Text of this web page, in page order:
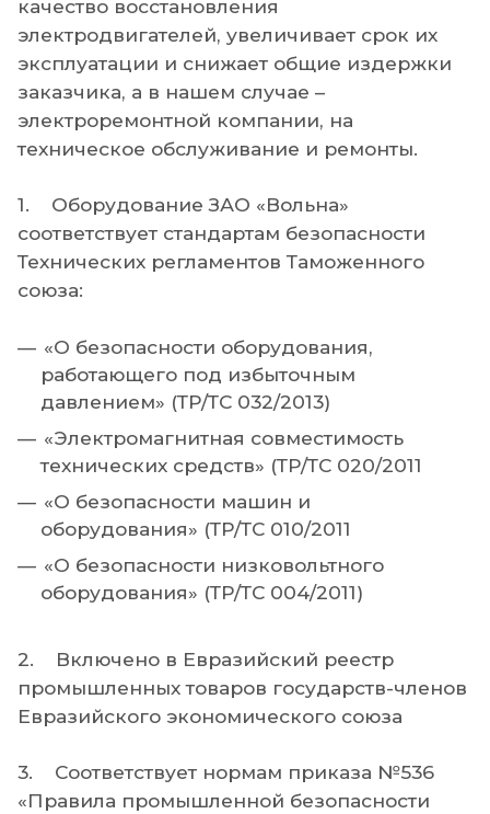
качество восстановления
электродвигателей, увеличивает срок их
эксплуатации и снижает общие издержки
заказчика, а в нашем случае –
электроремонтной компании, на
техническое обслуживание и ремонты.
1. Оборудование ЗАО «Вольна»
соответствует стандартам безопасности
Технических регламентов Таможенного
союза:
«О безопасности оборудования,
работающего под избыточным
давлением» (ТР/ТС 032/2013)
«Электромагнитная совместимость
технических средств» (ТР/ТС 020/2011
«О безопасности машин и
оборудования» (ТР/ТС 010/2011
«О безопасности низковольтного
оборудования» (ТР/ТС 004/2011)
2. Включено в Евразийский реестр
промышленных товаров государств-членов
Евразийского экономического союза
3. Соответствует нормам приказа №536
«Правила промышленной безопасности